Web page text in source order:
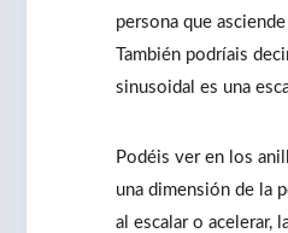
persona que
También podríais
sinusoidal es una
Podéis ver en los
una dimensión de la
al escalar o acelerar,